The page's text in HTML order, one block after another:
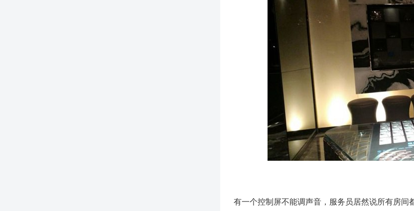
有一个控制屏不能调声音，服务员居然说所有房